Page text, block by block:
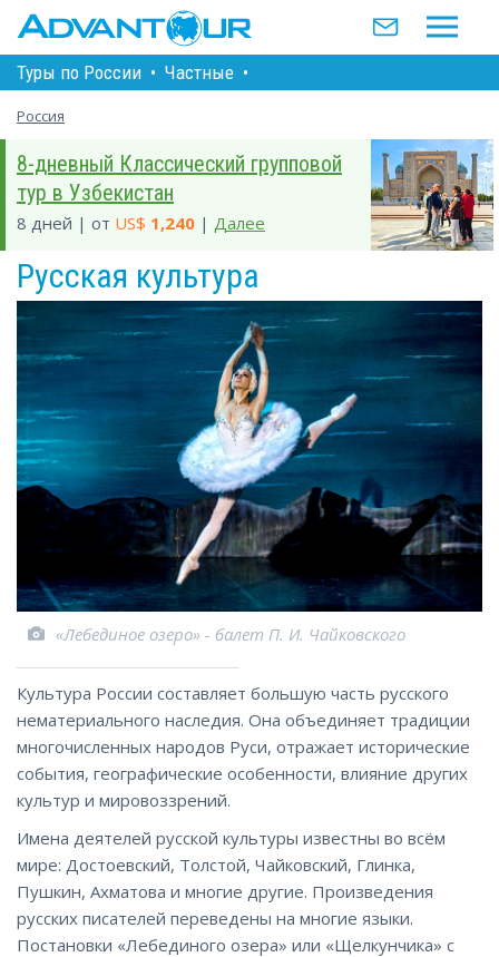
Туры по Росcии • Частные •
Росcия
8-дневный Классический групповой
тур в Узбекистан
8 дней | от US$ 1,240 | Далее
Русская культура
«Лебединое озеро» - балет П. И. Чайковского
Культура России составляет большую часть русского
нематериального наследия. Она объединяет традиции
многочисленных народов Руси, отражает исторические
события, географические особенности, влияние других
культур и мировоззрений.
Имена деятелей русской культуры известны во всём
мире: Достоевский, Толстой, Чайковский, Глинка,
Пушкин, Ахматова и многие другие. Произведения
русских писателей переведены на многие языки.
Постановки «Лебединого озера» или «Щелкунчика» с